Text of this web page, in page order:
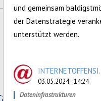
und
und gemeinsam
der Datenstrategie
unterstützt werden.
03.05.2024 - 14:24
Dateninfrastrukturen